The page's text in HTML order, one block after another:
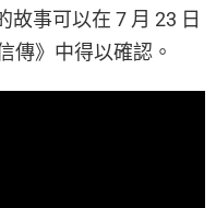
事可以在 7 月 23 日
傳》中得以確認。